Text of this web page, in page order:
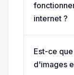
internet ?
Est-ce
d'images